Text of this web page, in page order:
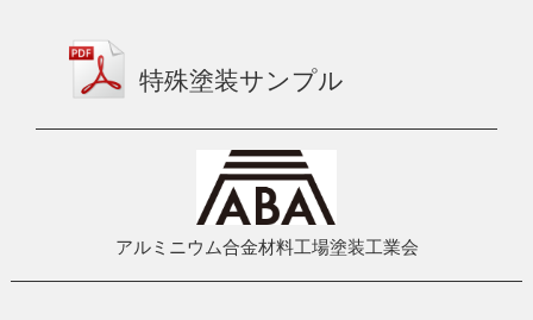
特殊塗装サンプル
アルミニウム合金材料工場塗装工業会